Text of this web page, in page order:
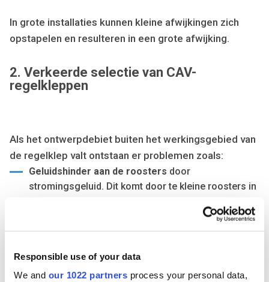
Responsible use of your data
We and our 1022 partners process your personal data,
In grote installaties kunnen kleine afwijkingen zich
opstapelen en resulteren in een grote afwijking.
2. Verkeerde selectie van CAV-
regelkleppen
Als het ontwerpdebiet buiten het werkingsgebied van
de regelklep valt ontstaan er problemen zoals:
Geluidshinder aan de roosters door
stromingsgeluid. Dit komt door te kleine roosters in
ongedimensioneerde luchtgroep. De luchtgroep kan